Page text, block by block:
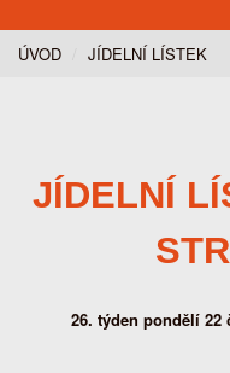
ÚVOD JÍDELNÍ LÍSTEK
JÍDELNÍ
26. týden pondělí 22